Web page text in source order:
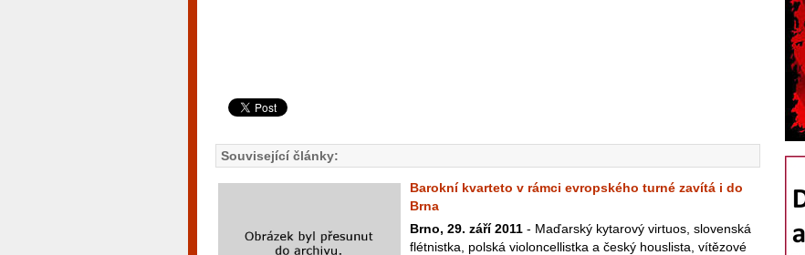
Související články:
Barokní kvarteto v rámci evropského turné zavítá i do
Brna
Brno, 29. září 2011 - Maďarský kytarový virtuos, slovenská
flétnistka, polská violoncellistka a český houslista, vítězové